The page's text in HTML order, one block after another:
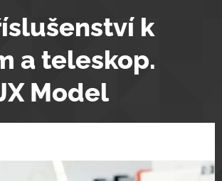
k
a teleskop.
Model